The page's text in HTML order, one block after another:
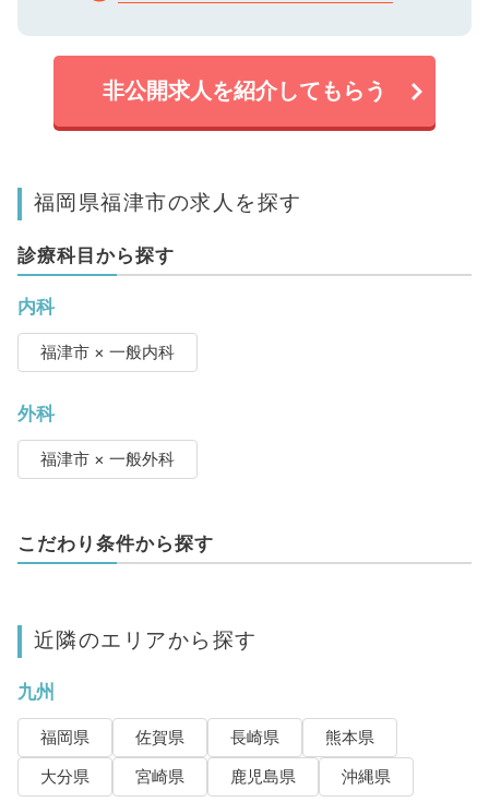
非公開求人を紹介してもらう
福岡県福津市の求人を探す
診療科目から探す
内科
福津市 × 一般内科
外科
福津市 × 一般外科
こだわり条件から探す
近隣のエリアから探す
九州
福岡県 佐賀県 長崎県
熊本県
大分県
宮崎県 鹿児島県 沖縄県